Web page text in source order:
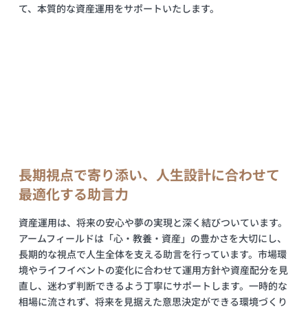
て、本質的な資産運用をサポートいたします。
長期視点で寄り添い、人生設計に合わせて
最適化する助言力
資産運用は、将来の安心や夢の実現と深く結びついています。
アームフィールドは「心・教養・資産」の豊かさを大切にし、
長期的な視点で人生全体を支える助言を行っています。市場環
境やライフイベントの変化に合わせて運用方針や資産配分を見
直し、迷わず判断できるよう丁寧にサポートします。一時的な
相場に流されず、将来を見据えた意思決定ができる環境づくり